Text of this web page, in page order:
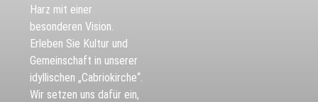
Harz mit einer
besonderen Vision.
Erleben Sie Kultur und
Gemeinschaft in unserer
idyllischen „Cabriokirche“.
Wir setzen uns dafür ein,